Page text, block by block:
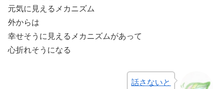
元気に見えるメカニズム
外からは
幸せそうに見えるメカニズムがあって
心折れそうになる
話さないと